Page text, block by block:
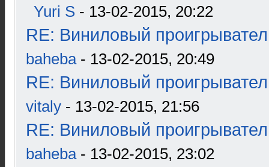
Yuri S - 13-02-2015, 20:22
RE: Виниловый
baheba- 13-02-2015, 20:49
RE: Виниловый
vitaly - 13-02-2015, 21:56
RE: Виниловый
baheba- 13-02-2015, 23:02